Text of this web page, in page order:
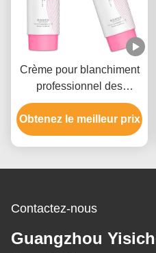
Crème pour blanchiment
professionnel des
cheveux pour hommes et
femmes jusqu'à 9 niveaux
Obtenez le meilleur prix
Contactez-nous
Guangzhou